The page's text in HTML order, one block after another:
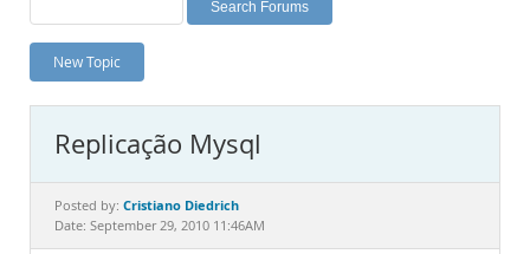
Planet MySQL
News and Events
MySQL.com
Downloads
Documentation
New Topic
Replicação Mysql
Posted by: Cristiano Diedrich
Date: September 29, 2010 11:46AM